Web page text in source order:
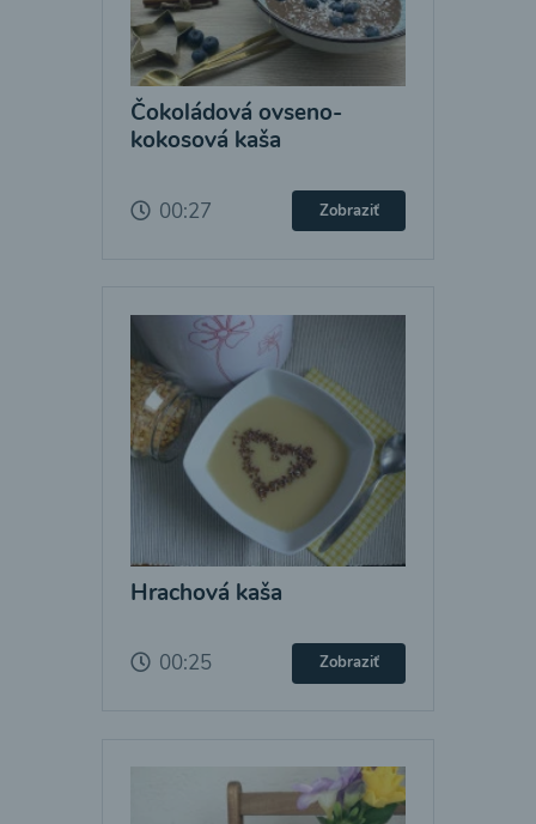
Čokoládová ovseno-
kokosová kaša
00:27 Zobraziť
Hrachová kaša
00:25 Zobraziť